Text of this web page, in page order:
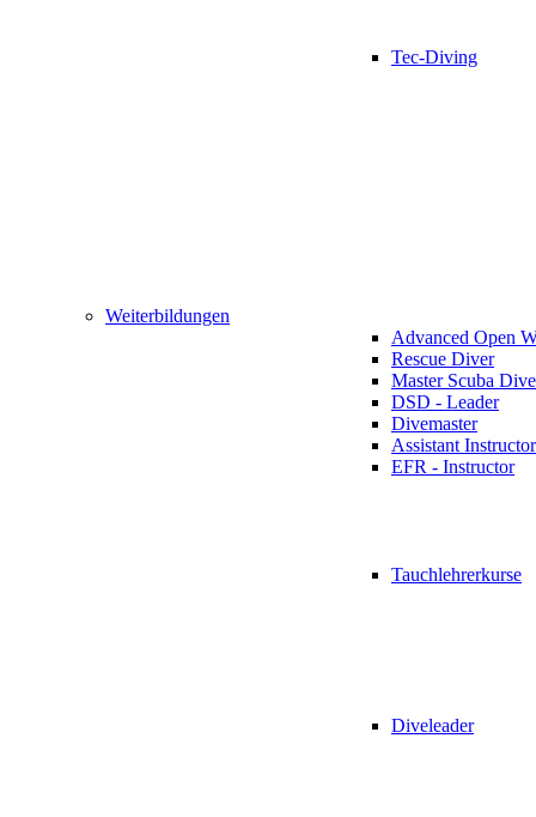
Tec-Diving
Weiterbildungen
Advanced Open
Rescue Diver
Master Scuba
DSD - Leader
Divemaster
Assistant Instructor
EFR - Instructor
Tauchlehrerkurse
Diveleader